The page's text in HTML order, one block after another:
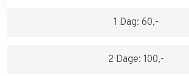
1 Dag: 60,-​
2 Dage: 100,-​